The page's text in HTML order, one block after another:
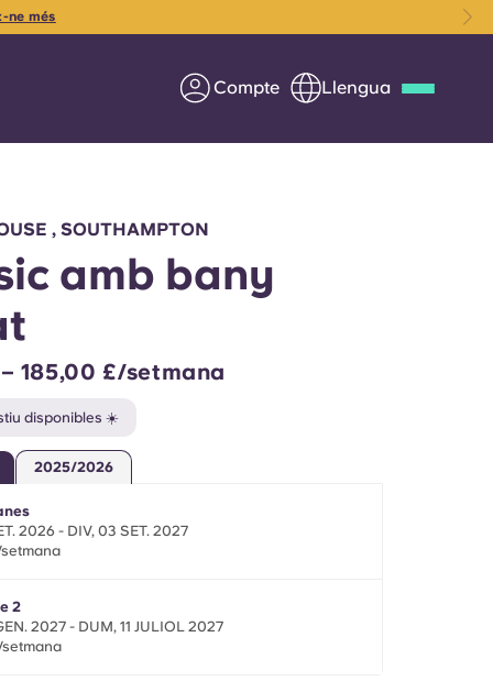
Compte Llengua
Col·laborar amb Yugo
Informació per a pares
Poseu-vos en contacte
ne més
, SOUTHAMPTON
amb bany
185,00 £/setmana
disponibles ☀️
2025/2026
2026 - DIV, 03 SET. 2027
2
2027 - DUM, 11 JULIOL 2027